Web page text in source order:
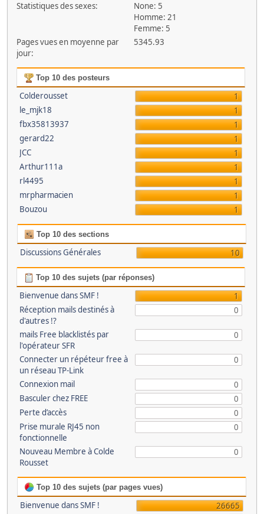
Statistiques des sexes:
None: 5
Homme: 21
Femme: 5
Pages vues en moyenne par
jour:
5345.93
Top 10 des posteurs
Colderousset
1
le_mjk18
1
fbx35813937
1
gerard22
1
JCC
1
Arthur111a
1
rl4495
1
mrpharmacien
1
Bouzou
1
Top 10 des sections
Discussions Générales 10
Top 10 des sujets (par réponses)
Bienvenue dans SMF !
1
Réception mails destinés à
d'autres !?
0
mails Free blacklistés par
l'opérateur SFR
0
Connecter un répéteur free à
un réseau TP-Link
0
Connexion mail
0
Basculer chez FREE
0
Perte d’accès
0
Prise murale RJ45 non
fonctionnelle
0
Nouveau Membre à Colde
Rousset
0
Top 10 des sujets (par pages vues)
Bienvenue dans SMF !
26665